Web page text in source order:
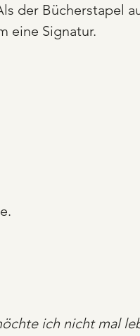
der Bücherstapel
eine Signatur.
ich nicht mal